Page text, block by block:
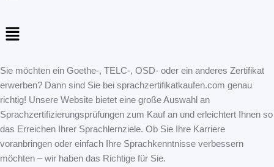
Menu
Sie möchten ein Goethe-, TELC-, OSD- oder ein anderes Zertifikat
erwerben? Dann sind Sie bei sprachzertifikatkaufen.com genau
richtig! Unsere Website bietet eine große Auswahl an
Sprachzertifizierungsprüfungen zum Kauf an und erleichtert Ihnen so
das Erreichen Ihrer Sprachlernziele. Ob Sie Ihre Karriere
voranbringen oder einfach Ihre Sprachkenntnisse verbessern
möchten – wir haben das Richtige für Sie.